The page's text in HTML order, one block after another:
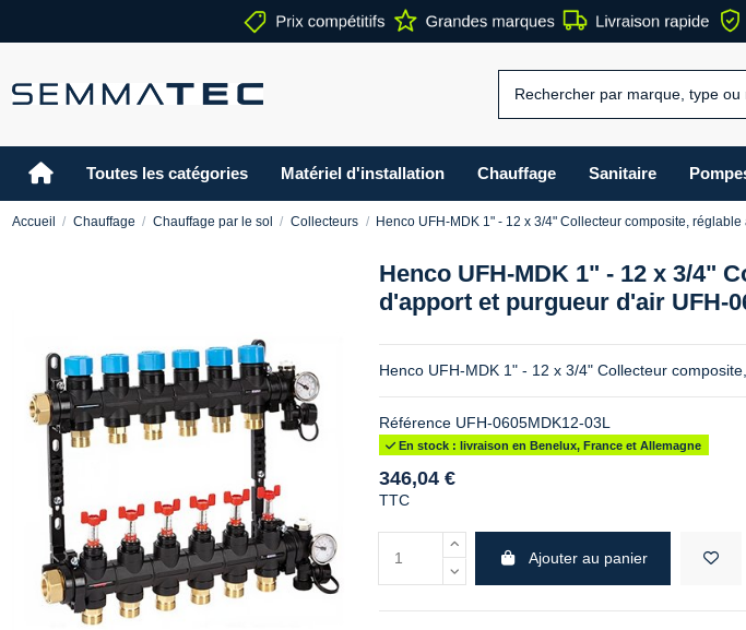
Toutes les catégories Matériel d'installation Chauffage Sanitaire
Accueil Chauffage Chauffage par le sol Collecteurs Henco UFH-MDK 1" - 12 x 3/4" Collecteur composite,
Henco UFH-MDK 1" - 12 x 3/4"
d'apport et purgueur d'air UFH-
Henco UFH-MDK 1" - 12 x 3/4" Collecteur
Référence UFH-0605MDK12-03L
En stock : livraison en Benelux, France et Allemagne
346,04 €
TTC
Ajouter au panier